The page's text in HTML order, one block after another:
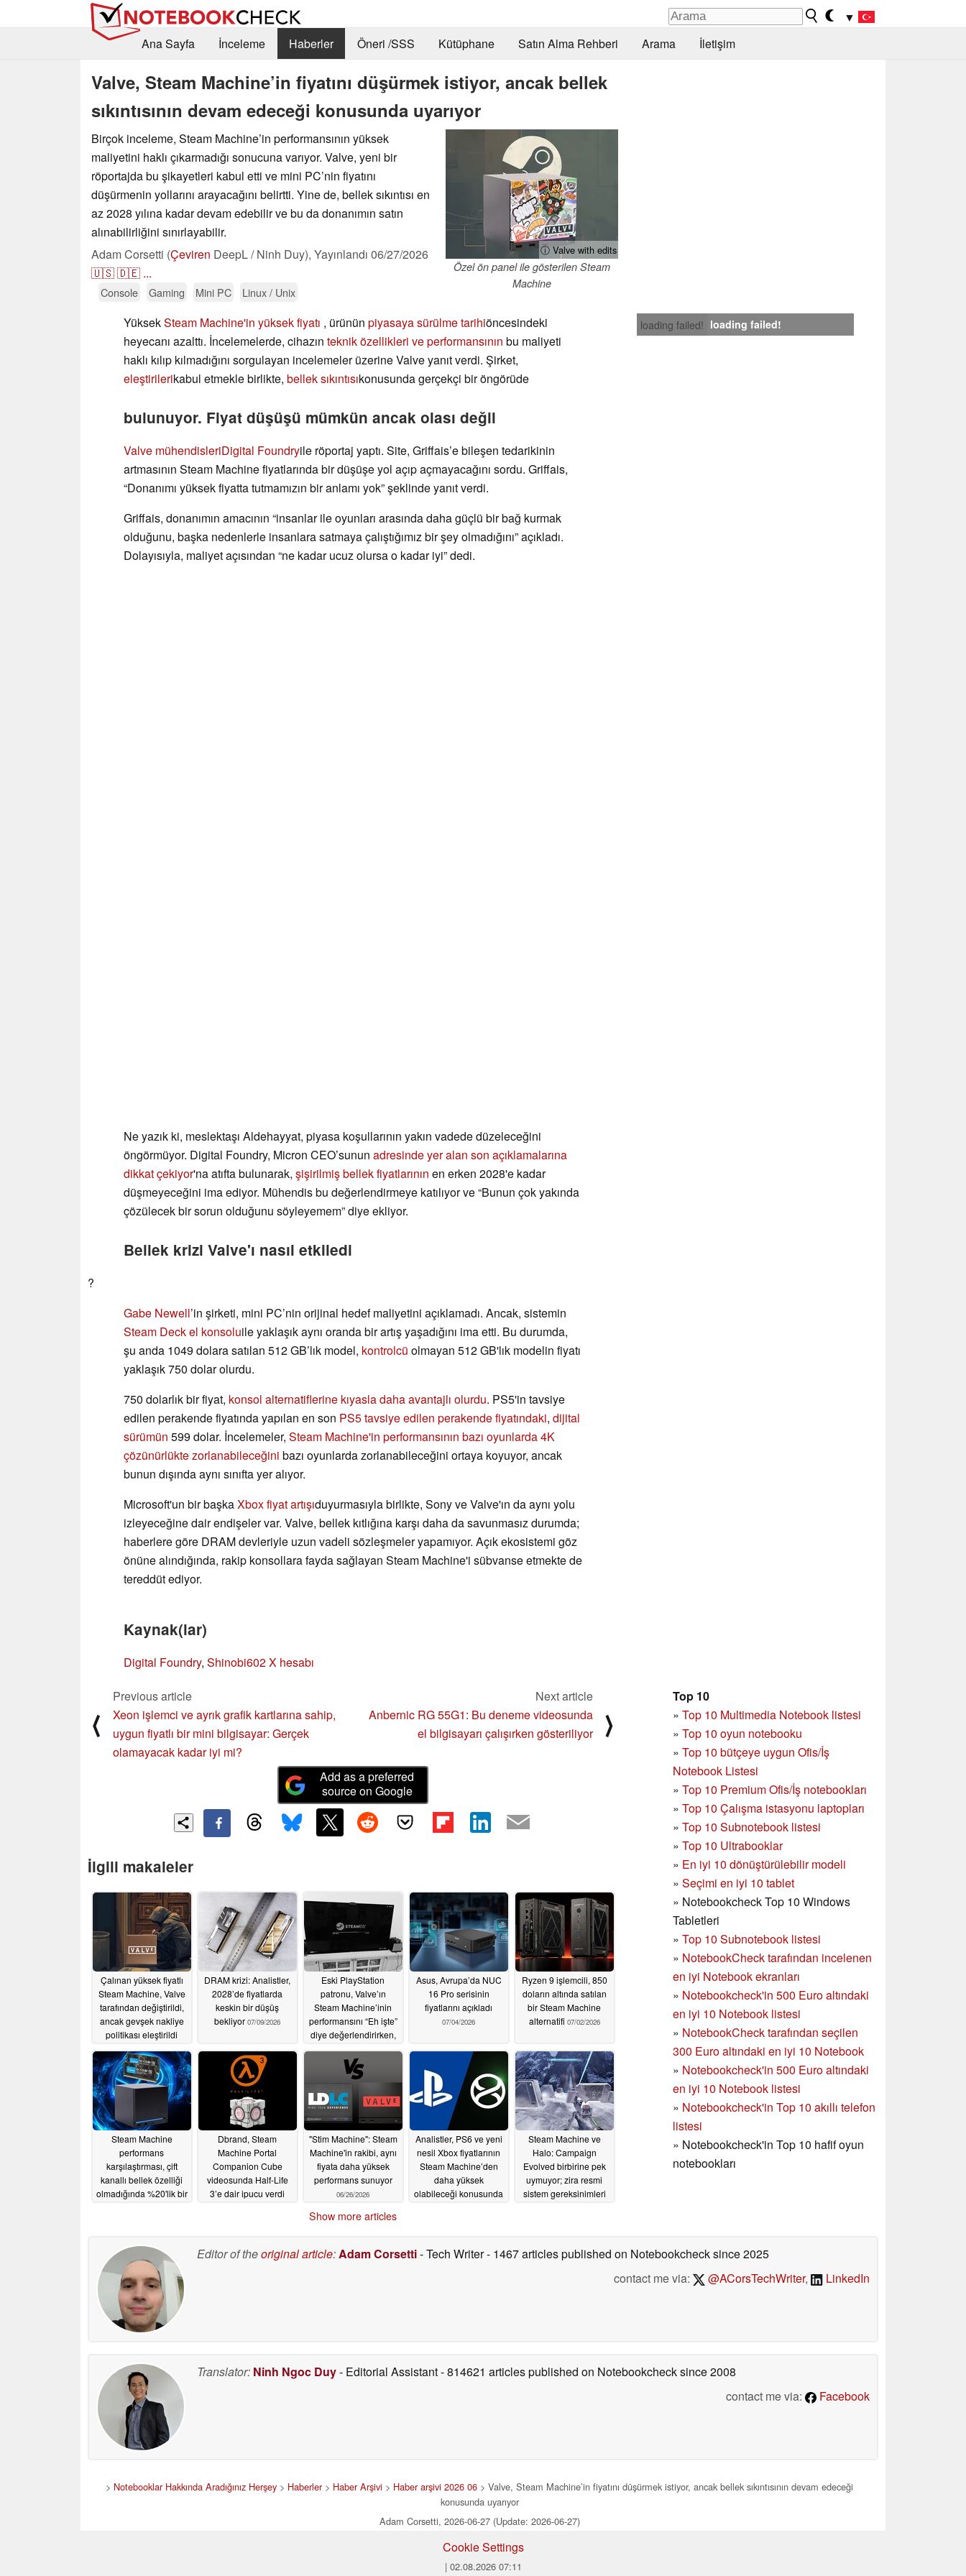
▼
Ana Sayfa
İnceleme Haberler Öneri /SSS Kütüphane Satın Alma Rehberi Arama İletişim
Valve, Steam Machine’in fiyatını düşürmek istiyor, ancak bellek
sıkıntısının devam edeceği konusunda uyarıyor
ⓘ Valve with edits
Özel ön panel ile gösterilen Steam
Machine
Birçok inceleme, Steam Machine’in performansının yüksek
maliyetini haklı çıkarmadığı sonucuna varıyor. Valve, yeni bir
röportajda bu şikayetleri kabul etti ve mini PC’nin fiyatını
düşürmenin yollarını arayacağını belirtti. Yine de, bellek sıkıntısı en
az 2028 yılına kadar devam edebilir ve bu da donanımın satın
alınabilirliğini sınırlayabilir.
Adam Corsetti (Çeviren DeepL / Ninh Duy), Yayınlandı 06/27/2026
🇺🇸🇩🇪 ...
Console Gaming Mini PC Linux / Unix
loading failed! loading failed!
YüksekSteam Machine'in yüksek fiyatı , ürünün piyasaya sürülme tarihiöncesindeki
heyecanı azalttı. İncelemelerde, cihazın teknik özellikleri ve performansının bu maliyeti
haklı kılıp kılmadığını sorgulayan incelemeler üzerine Valve yanıt verdi. Şirket,
eleştirilerikabul etmekle birlikte, bellek sıkıntısıkonusunda gerçekçi bir öngörüde
bulunuyor. Fiyat düşüşü mümkün ancak olası değil
Valve mühendisleriDigital Foundryile röportaj yaptı. Site, Griffais’e bileşen tedarikinin
artmasının Steam Machine fiyatlarında bir düşüşe yol açıp açmayacağını sordu. Griffais,
“Donanımı yüksek fiyatta tutmamızın bir anlamı yok” şeklinde yanıt verdi.
Griffais, donanımın amacının “insanlar ile oyunları arasında daha güçlü bir bağ kurmak
olduğunu, başka nedenlerle insanlara satmaya çalıştığımız bir şey olmadığını” açıkladı.
Dolayısıyla, maliyet açısından “ne kadar ucuz olursa o kadar iyi” dedi.
Ne yazık ki, meslektaşı Aldehayyat, piyasa koşullarının yakın vadede düzeleceğini
öngörmüyor. Digital Foundry, Micron CEO’sunun adresinde yer alan son açıklamalarına
dikkat çekiyor'na atıfta bulunarak, şişirilmiş bellek fiyatlarının en erken 2028'e kadar
düşmeyeceğini ima ediyor. Mühendis bu değerlendirmeye katılıyor ve “Bunun çok yakında
çözülecek bir sorun olduğunu söyleyemem” diye ekliyor.
Bellek krizi Valve'ı nasıl etkiledi
?
Gabe Newell’in şirketi, mini PC’nin orijinal hedef maliyetini açıklamadı. Ancak, sistemin
Steam Deck el konsoluile yaklaşık aynı oranda bir artış yaşadığını ima etti. Bu durumda,
şu anda 1049 dolara satılan 512 GB’lık model, kontrolcü olmayan 512 GB'lık modelin fiyatı
yaklaşık 750 dolar olurdu.
750 dolarlık bir fiyat, konsol alternatiflerine kıyasla daha avantajlı olurdu. PS5'in tavsiye
edilen perakende fiyatında yapılan en son PS5 tavsiye edilen perakende fiyatındaki, dijital
sürümün 599 dolar. İncelemeler, Steam Machine'in performansının bazı oyunlarda 4K
çözünürlükte zorlanabileceğini bazı oyunlarda zorlanabileceğini ortaya koyuyor, ancak
bunun dışında aynı sınıfta yer alıyor.
Microsoft'un bir başkaXbox fiyat artışıduyurmasıyla birlikte, Sony ve Valve'ın da aynı yolu
izleyeceğine dair endişeler var. Valve, bellek kıtlığına karşı daha da savunmasız durumda;
haberlere göre DRAM devleriyle uzun vadeli sözleşmeler yapamıyor. Açık ekosistemi göz
önüne alındığında, rakip konsollara fayda sağlayan Steam Machine'i sübvanse etmekte de
tereddüt ediyor.
Kaynak(lar)
Digital Foundry, Shinobi602 X hesabı
Top 10
» Top 10 Multimedia Notebook listesi
» Top 10 oyun notebooku
» Top 10 bütçeye uygun Ofis/İş
Notebook Listesi
» Top 10 Premium Ofis/İş notebookları
» Top 10 Çalışma istasyonu laptopları
» Top 10 Subnotebook listesi
» Top 10 Ultrabooklar
» En iyi 10 dönüştürülebilir modeli
» Seçimi en iyi 10 tablet
» Notebookcheck Top 10 Windows
Tabletleri
» Top 10 Subnotebook listesi
» NotebookCheck tarafından incelenen
en iyi Notebook ekranları
» Notebookcheck'in 500 Euro altındaki
en iyi 10 Notebook listesi
» NotebookCheck tarafından seçilen
300 Euro altındaki en iyi 10 Notebook
» Notebookcheck'in 500 Euro altındaki
en iyi 10 Notebook listesi
» Notebookcheck'in Top 10 akıllı telefon
listesi
» Notebookcheck'in Top 10 hafif oyun
notebookları
⟨
Previous article
Xeon işlemci ve ayrık grafik kartlarına sahip,
uygun fiyatlı bir mini bilgisayar: Gerçek
olamayacak kadar iyi mi?
Next article
Anbernic RG 55G1: Bu deneme videosunda
el bilgisayarı çalışırken gösteriliyor
⟩
Add as a preferred
source on Google
İlgili makaleler
Çalınan yüksek fiyatlı
Steam Machine, Valve
tarafından değiştirildi,
ancak gevşek nakliye
politikası eleştirildi
07/20/2026
DRAM krizi: Analistler,
2028’de fiyatlarda
keskin bir düşüş
bekliyor 07/09/2026
Eski PlayStation
patronu, Valve’ın
Steam Machine’inin
performansını “Eh işte”
diye değerlendirirken,
deneyimini övdü
07/04/2026
Asus, Avrupa’da NUC
16 Pro serisinin
fiyatlarını açıkladı
07/04/2026
Ryzen 9 işlemcili, 850
doların altında satılan
bir Steam Machine
alternatifi 07/02/2026
Steam Machine
performans
karşılaştırması, çift
kanallı bellek özelliği
olmadığında %20'lik bir
Dbrand, Steam
Machine Portal
Companion Cube
videosunda Half-Life
3’e dair ipucu verdi
"Stim Machine": Steam
Machine'in rakibi, aynı
fiyata daha yüksek
performans sunuyor
06/26/2026
Analistler, PS6 ve yeni
nesil Xbox fiyatlarının
Steam Machine’den
daha yüksek
olabileceği konusunda
Steam Machine ve
Halo: Campaign
Evolved birbirine pek
uymuyor; zira resmi
sistem gereksinimleri
Show more articles
Editor of theoriginal article:Adam Corsetti- Tech Writer- 1467 articles published on Notebookchecksince 2025
contact me via:
@ACorsTechWriter, LinkedIn
Translator: Ninh Ngoc Duy- Editorial Assistant- 814621 articles published on Notebookchecksince 2008
contact me via:
Facebook
> Notebooklar Hakkında Aradığınız Herşey > Haberler> Haber Arşivi > Haber arşivi 2026 06 > Valve, Steam Machine’in fiyatını düşürmek istiyor, ancak bellek sıkıntısının devam edeceği
konusunda uyarıyor
Adam Corsetti, 2026-06-27 (Update: 2026-06-27)
Cookie Settings
| 02.08.2026 07:11